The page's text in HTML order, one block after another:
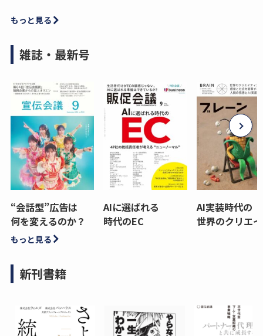
もっと見る
雑誌・最新号
“会話型”広告は
何を変えるのか？
AIに選ばれる
時代のEC
AI実装時代の
世界のクリエ
もっと見る
新刊書籍